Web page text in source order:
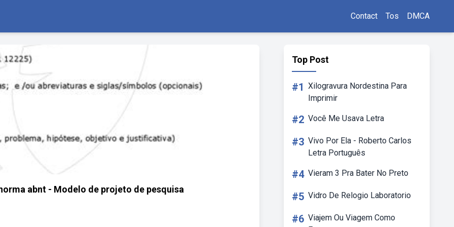
Contact Tos DMCA
abnt - Modelo de projeto de pesquisa
Top Post
#1 Xilogravura Nordestina Para
Imprimir
#2 Você Me Usava Letra
#3 Vivo Por Ela - Roberto Carlos
Letra Português
#4 Vieram 3 Pra Bater No Preto
#5 Vidro De Relogio Laboratorio
#6 Viajem Ou Viagem Como